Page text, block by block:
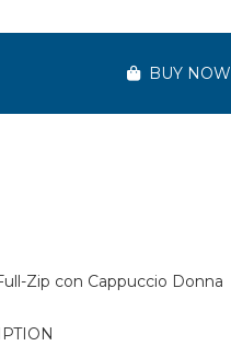
BUY NOW
Zip con Cappuccio Donna